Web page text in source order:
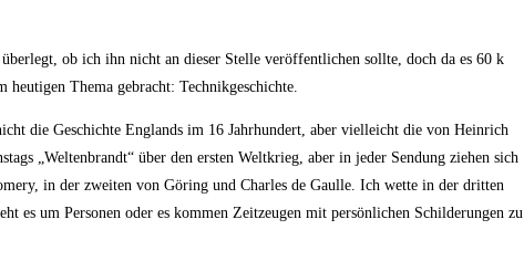
ob ich ihn nicht an dieser Stelle veröffentlichen sollte, doch da es 60 k
Thema gebracht: Technikgeschichte.
die Geschichte Englands im 16 Jahrhundert, aber vielleicht die von Heinrich
„Weltenbrandt“ über den ersten Weltkrieg, aber in jeder Sendung ziehen sich
in der zweiten von Göring und Charles de Gaulle. Ich wette in der dritten
es um Personen oder es kommen Zeitzeugen mit persönlichen Schilderungen zu